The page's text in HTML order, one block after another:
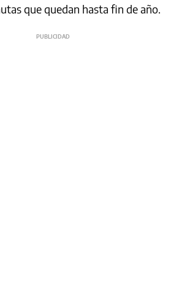
que quedan hasta fin de año.